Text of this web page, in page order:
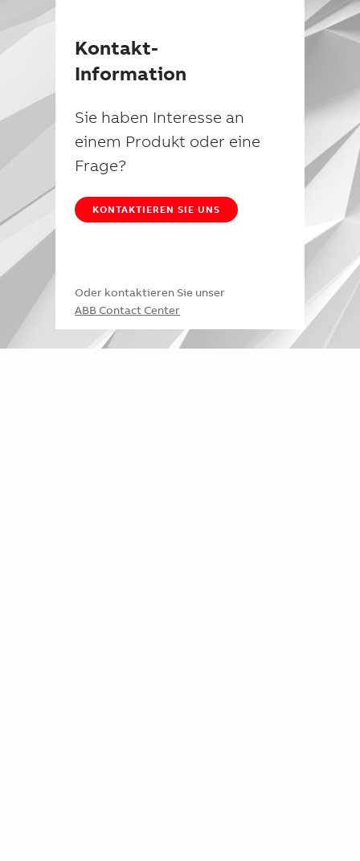
Kontakt-
Information
Sie haben Interesse an
einem Produkt oder eine
Frage?
KONTAKTIEREN SIE UNS
Oder kontaktieren Sie unser
ABB Contact Center